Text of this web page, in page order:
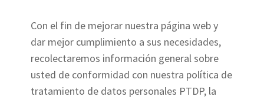
Con el fin de mejorar nuestra página web y
dar mejor cumplimiento a sus necesidades,
recolectaremos información general sobre
usted de conformidad con nuestra política de
tratamiento de datos personales PTDP, la